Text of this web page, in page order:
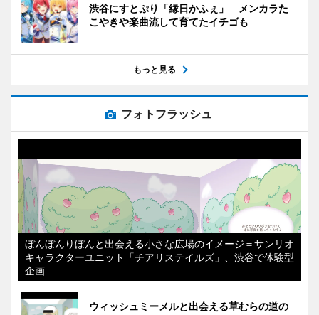
渋谷にすとぷり「縁日かふぇ」 メンカラた
こやきや楽曲流して育てたイチゴも
もっと見る
フォトフラッシュ
ぼんぼんりぼんと出会える小さな広場のイメージ＝サンリオ
キャラクターユニット「チアリステイルズ」、渋谷で体験型
企画
ウィッシュミーメルと出会える草むらの道の